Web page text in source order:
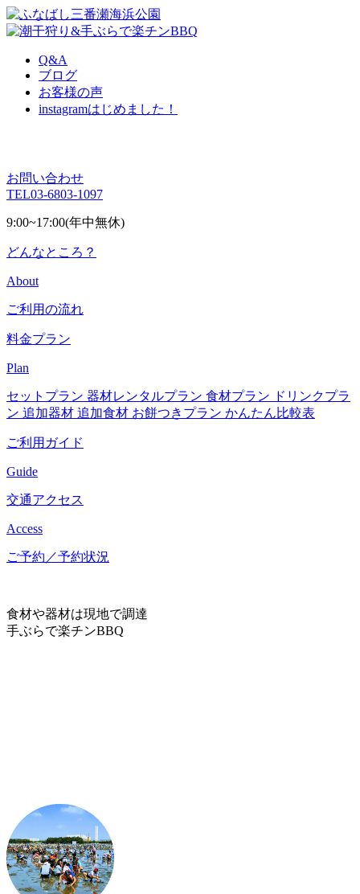
Q&A
ブログ
お客様の声
instagramはじめました！
お問い合わせ
TEL03-6803-1097
9:00~17:00(年中無休)
どんなところ？
About
ご利用の流れ
料金プラン
Plan
セットプラン 器材レンタルプラン 食材プラン ドリンクプラ
ン 追加器材 追加食材 お餅つきプラン かんたん比較表
ご利用ガイド
Guide
交通アクセス
Access
ご予約／予約状況
食材や器材は現地で調達
手ぶらで楽チンBBQ